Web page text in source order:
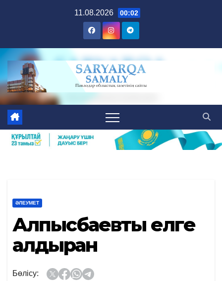
11.08.2026 00:02
ӘЛЕУМЕТ
Алпысбаевты елге
алдырған
Бөлісу: